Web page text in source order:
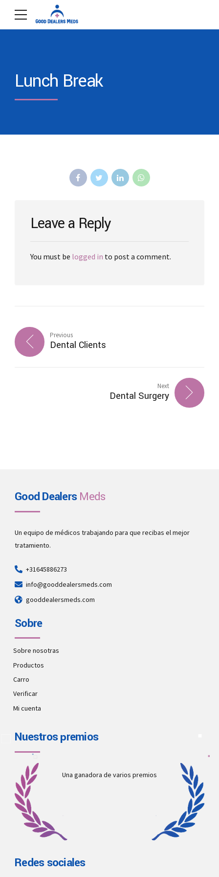
Lunch Break
Leave a Reply
You must be logged in to post a comment.
Previous
Dental Clients
Next
Dental Surgery
Good DealersMeds
Un equipo de médicos trabajando para que recibas el mejor
tratamiento.
+31645886273
info@gooddealersmeds.com
gooddealersmeds.com
Sobre
Sobre nosotras
Productos
Carro
Verificar
Mi cuenta
Nuestros premios
Una ganadora de varios premios
Redes sociales